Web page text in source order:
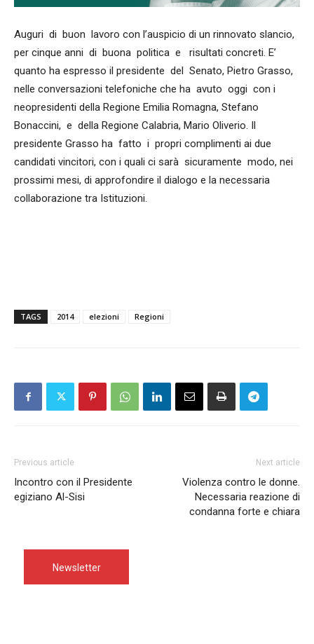
Auguri di buon lavoro con l’auspicio di un rinnovato slancio,
per cinque anni di buona politica e risultati concreti. E’
quanto ha espresso il presidente del Senato, Pietro Grasso,
nelle conversazioni telefoniche che ha avuto oggi con i
neopresidenti della Regione Emilia Romagna, Stefano
Bonaccini, e della Regione Calabria, Mario Oliverio. Il
presidente Grasso ha fatto i propri complimenti ai due
candidati vincitori, con i quali ci sarà sicuramente modo, nei
prossimi mesi, di approfondire il dialogo e la necessaria
collaborazione tra Istituzioni.
TAGS 2014 elezioni Regioni
Previous article
Incontro con il Presidente
egiziano Al-Sisi
Next article
Violenza contro le donne.
Necessaria reazione di
condanna forte e chiara
Newsletter